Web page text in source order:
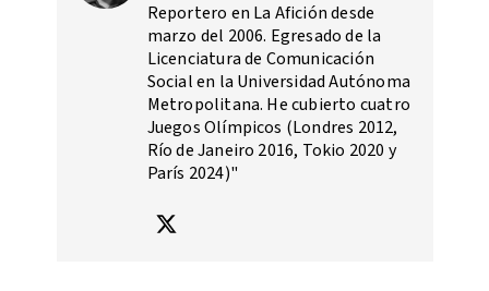
Reportero en La Afición desde
marzo del 2006. Egresado de la
Licenciatura de Comunicación
Social en la Universidad Autónoma
Metropolitana. He cubierto cuatro
Juegos Olímpicos (Londres 2012,
Río de Janeiro 2016, Tokio 2020 y
París 2024)"